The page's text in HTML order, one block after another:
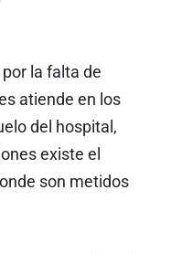
la falta de
atiende en los
del hospital,
existe el
son metidos